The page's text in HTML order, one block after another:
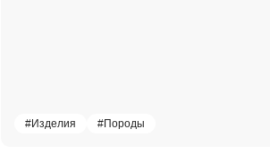
#Изделия #Породы